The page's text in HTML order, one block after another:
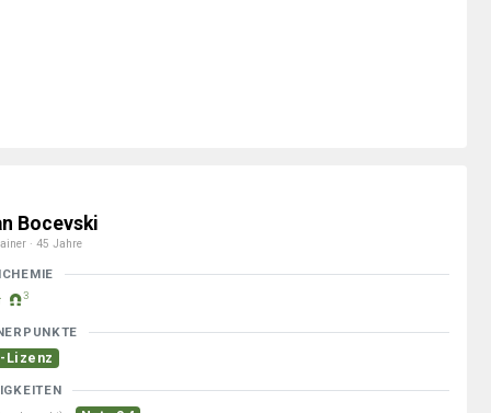
Bocevski
· 45 Jahre
3
Lizenz